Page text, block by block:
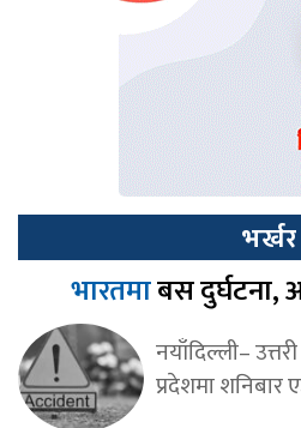
भर्खर
भारतमाबस
नयाँदिल्ली–
प्रदेशमा शनिबार